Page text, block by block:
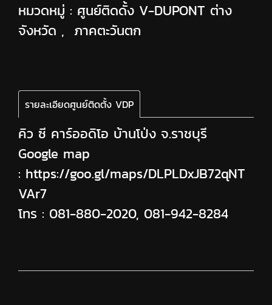
หมวดหมู่ : ศูนย์ติดดั้ง V-DUPONT ต่าง
จังหวัด , ภาคตะวันตก
รายละเอียดศูนย์ติดตั้ง VDP
คิว ซี คาร์ออดิโอ บ้านโป่ง จ.ราชบุรี
Google map
: https://goo.gl/maps/DLPLDxJB72qNT
VAr7
โทร : 081-880-2020, 081-942-8284